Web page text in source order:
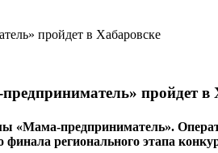
пройдет в
«Мама-предприниматель».
регионального этапа